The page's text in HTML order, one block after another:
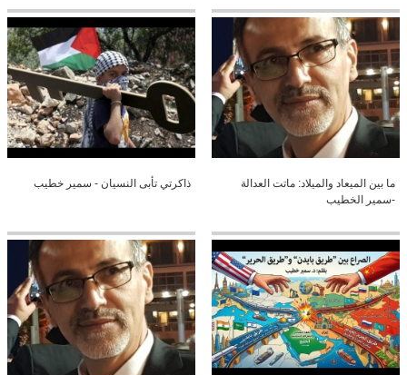
ما بين الميعاد والميلاد: ماتت العدالة
-سمير الخطيب
ذاكرتي تأبى النسيان - سمير خطيب